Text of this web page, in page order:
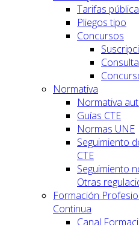
Tarifas
Pliegos tipo
Concursos
Normativa
Normativa
Guías CTE
Normas UNE
Seguimiento
CTE
Seguimiento
Otras
Formación
Continua
Canal